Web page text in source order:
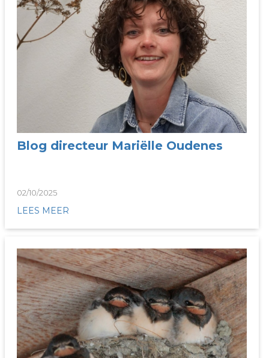
Blog directeur Mariëlle Oudenes
02/10/2025
LEES MEER